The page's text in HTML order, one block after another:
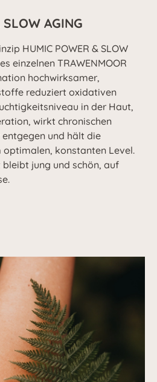
AGING
HUMIC POWER & SLOW
einzelnen TRAWENMOOR
hochwirksamer,
reduziert oxidativen
in der Haut,
wirkt chronischen
und hält die
konstanten Level.
bleibt jung und schön, auf